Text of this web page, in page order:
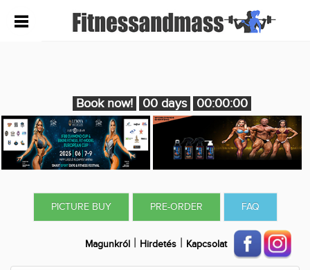
Book now! 00 days 00:00:00
PICTURE BUY PRE-ORDER FAQ
Magunkról | Hirdetés | Kapcsolat